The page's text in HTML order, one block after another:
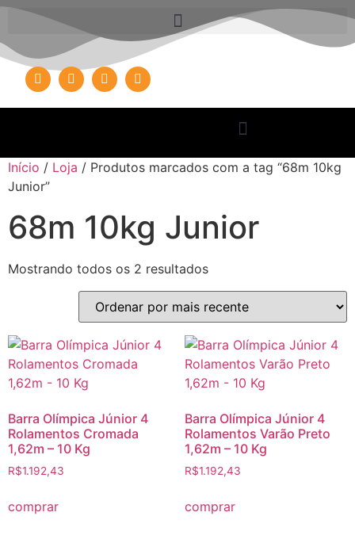
Início / Loja / Produtos marcados com a tag “68m 10kg
Junior”
68m 10kg Junior
Mostrando todos os 2 resultados
Barra Olímpica Júnior 4
Rolamentos Cromada
1,62m – 10 Kg
R$1.192,43
comprar
Barra Olímpica Júnior 4
Rolamentos Varão Preto
1,62m – 10 Kg
R$1.192,43
comprar